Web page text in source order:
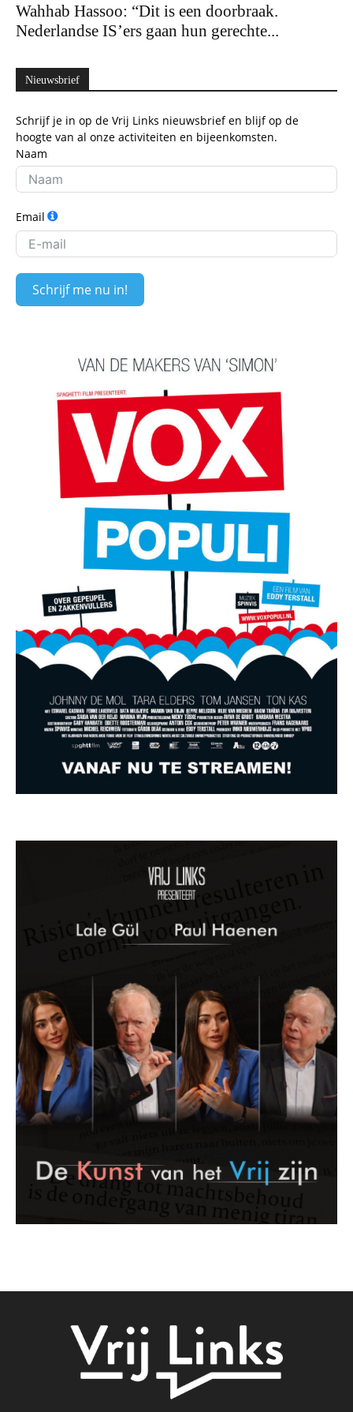
Wahhab Hassoo: “Dit is een doorbraak.
Nederlandse IS’ers gaan hun gerechte...
Nieuwsbrief
Schrijf je in op de Vrij Links nieuwsbrief en blijf op de
hoogte van al onze activiteiten en bijeenkomsten.
Naam
Email
Schrijf me nu in!